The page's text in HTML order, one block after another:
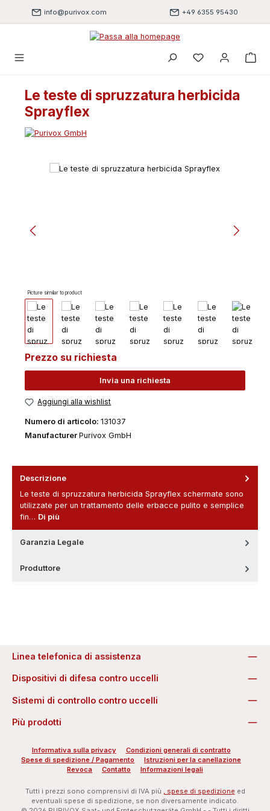
Passa al contenuto principale
info@purivox.com +49 6355 95430
Hai 0 articoli
Le teste di spruzzatura herbicida
Sprayflex
Salta la galleria di immagini
Picture similar to product
Prezzo su richiesta
Invia una richiesta
Aggiungi alla wishlist
Numero di articolo: 131037
Manufacturer Purivox GmbH
Descrizione
Le teste di spruzzatura herbicida Sprayflex schermate sono
utilizzate per un trattamento delle erbacce pulito e semplice
fin… Di più
Garanzia Legale
Produttore
Linea telefonica di assistenza
Dispositivi di difesa contro uccelli
Sistemi di controllo contro uccelli
Più prodotti
Informativa sulla privacy
Condizioni generali di contratto
Spese di spedizione / Pagamento
Istruzioni per la canellazione
Revoca
Contatto Informazioni legali
Tutti i prezzi sono comprensivi di IVA più , spese di spedizione ed
eventuali spese di spedizione, se non diversamente indicato.